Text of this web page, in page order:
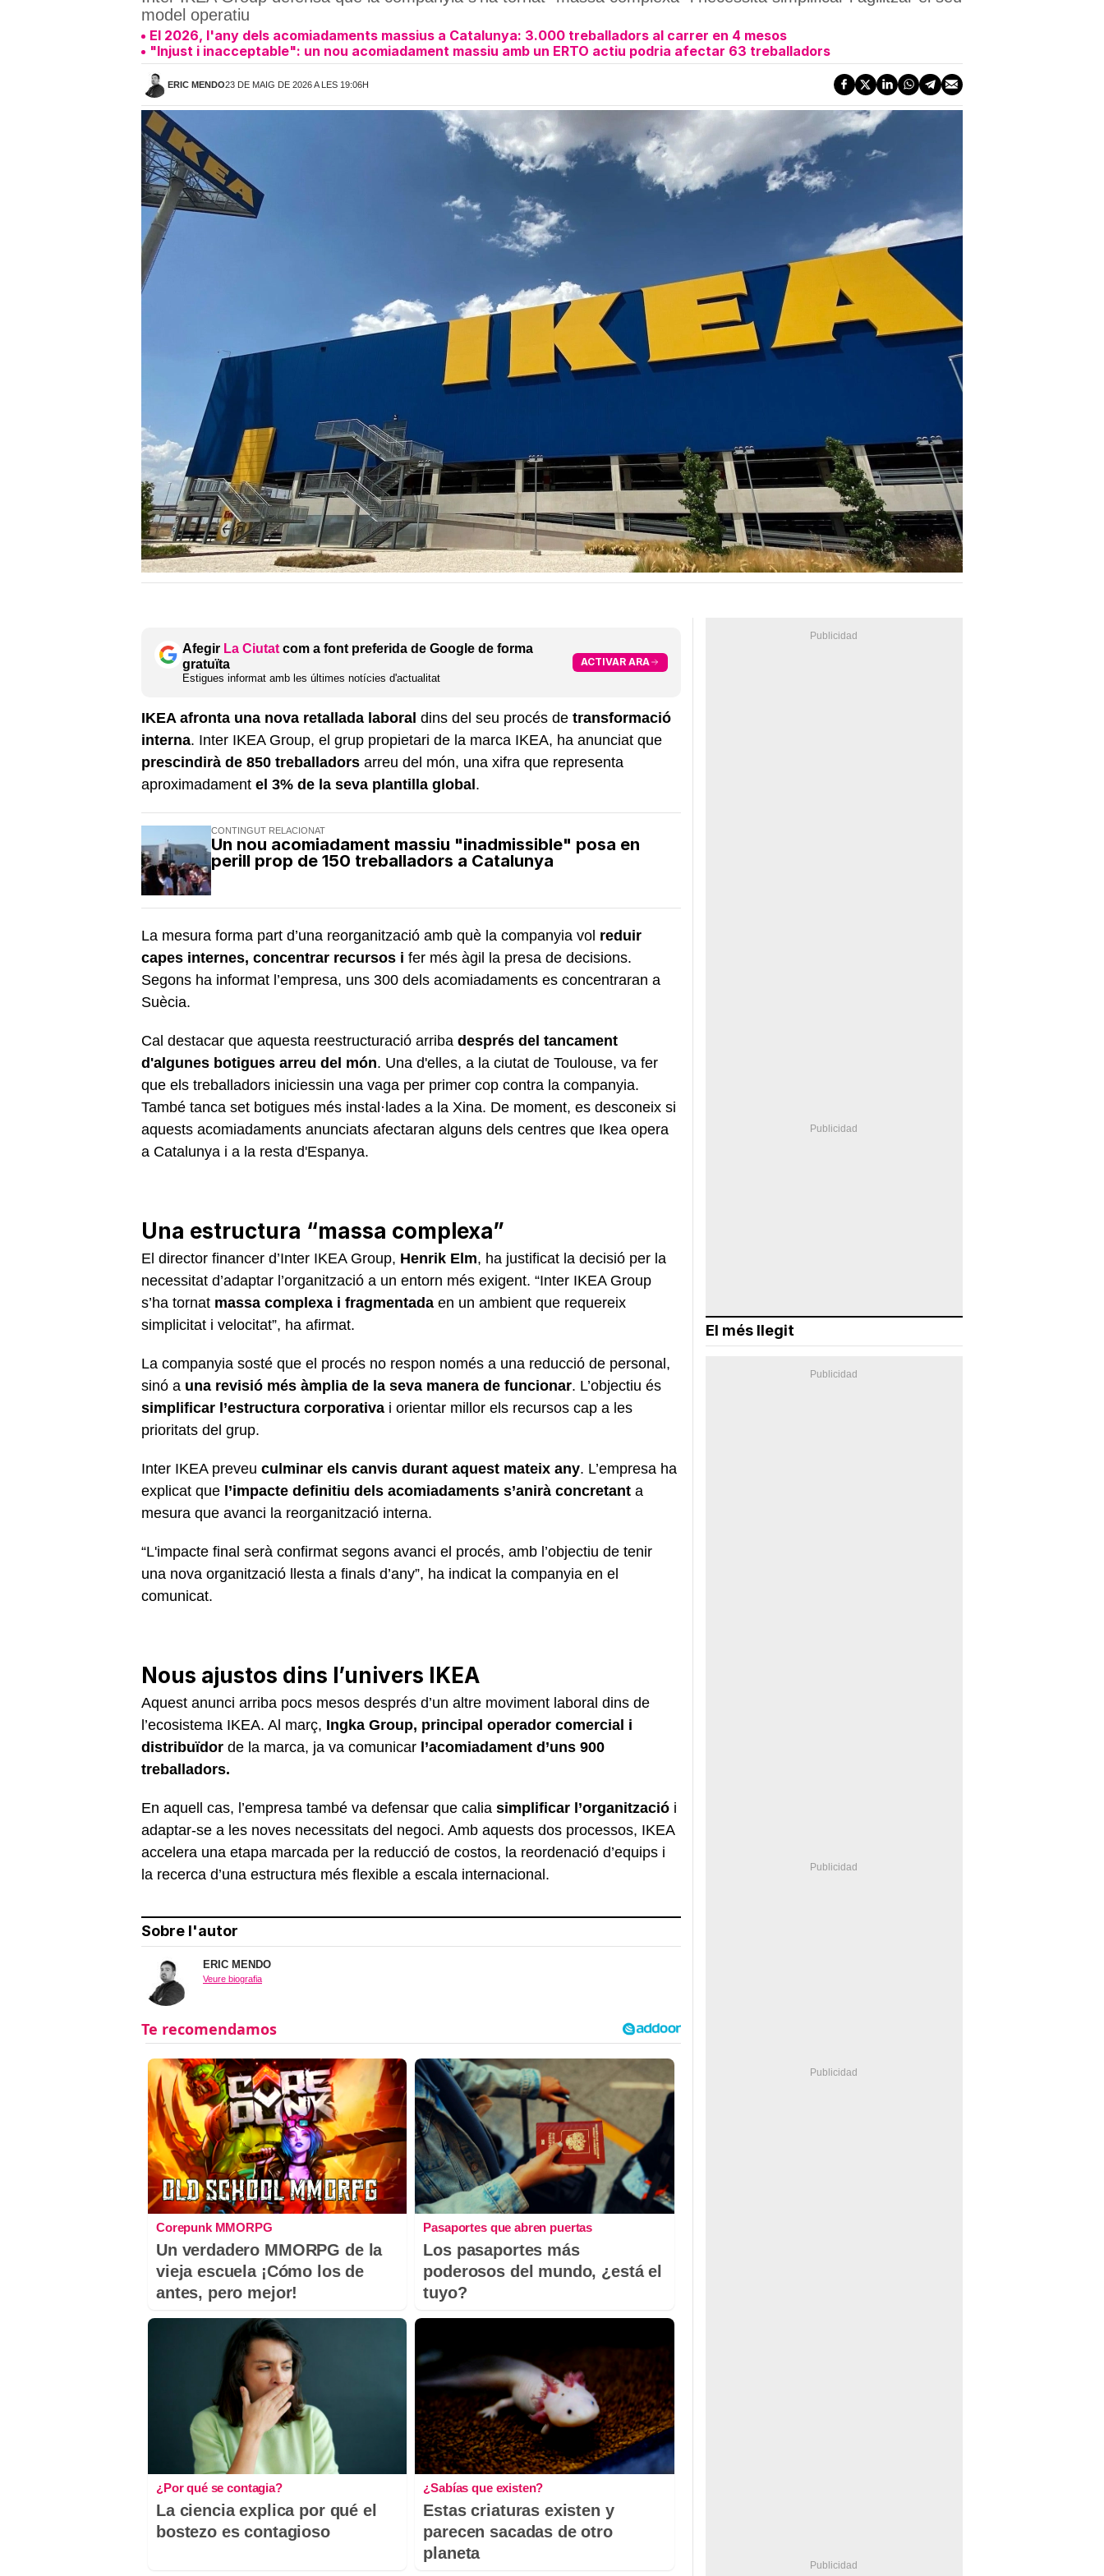
model operatiu
El 2026, l'any dels acomiadaments massius a Catalunya: 3.000 treballadors al carrer en 4 mesos
"Injust i inacceptable": un nou acomiadament massiu amb un ERTO actiu podria afectar 63 treballadors
ERIC MENDO23 DE MAIG DE 2026 A LES 19:06H
Afegir La Ciutat com a font preferida de Google de forma
gratuïta
Estigues informat amb les últimes notícies d'actualitat
ACTIVAR ARA
IKEA afronta una nova retallada laboral dins del seu procés de transformació
interna. Inter IKEA Group, el grup propietari de la marca IKEA, ha anunciat que
prescindirà de 850 treballadors arreu del món, una xifra que representa
aproximadament el 3% de la seva plantilla global.
CONTINGUT RELACIONAT
Un nou acomiadament massiu "inadmissible" posa en
perill prop de 150 treballadors a Catalunya
La mesura forma part d’una reorganització amb què la companyia vol reduir
capes internes, concentrar recursos i fer més àgil la presa de decisions.
Segons ha informat l’empresa, uns 300 dels acomiadaments es concentraran a
Suècia.
Cal destacar que aquesta reestructuració arriba després del tancament
d'algunes botigues arreu del món. Una d'elles, a la ciutat de Toulouse, va fer
que els treballadors iniciessin una vaga per primer cop contra la companyia.
També tanca set botigues més instal·lades a la Xina. De moment, es desconeix si
aquests acomiadaments anunciats afectaran alguns dels centres que Ikea opera
a Catalunya i a la resta d'Espanya.
Una estructura “massa complexa”
El director financer d’Inter IKEA Group, Henrik Elm, ha justificat la decisió per la
necessitat d’adaptar l’organització a un entorn més exigent. “Inter IKEA Group
s’ha tornat massa complexa i fragmentada en un ambient que requereix
simplicitat i velocitat”, ha afirmat.
La companyia sosté que el procés no respon només a una reducció de personal,
sinó a una revisió més àmplia de la seva manera de funcionar. L’objectiu és
simplificar l’estructura corporativa i orientar millor els recursos cap a les
prioritats del grup.
Inter IKEA preveu culminar els canvis durant aquest mateix any. L’empresa ha
explicat que l’impacte definitiu dels acomiadaments s’anirà concretant a
mesura que avanci la reorganització interna.
“L'impacte final serà confirmat segons avanci el procés, amb l’objectiu de tenir
una nova organització llesta a finals d’any”, ha indicat la companyia en el
comunicat.
Nous ajustos dins l’univers IKEA
Aquest anunci arriba pocs mesos després d’un altre moviment laboral dins de
l’ecosistema IKEA. Al març, Ingka Group, principal operador comercial i
distribuïdor de la marca, ja va comunicar l’acomiadament d’uns 900
treballadors.
En aquell cas, l’empresa també va defensar que calia simplificar l’organització i
adaptar-se a les noves necessitats del negoci. Amb aquests dos processos, IKEA
accelera una etapa marcada per la reducció de costos, la reordenació d’equips i
la recerca d’una estructura més flexible a escala internacional.
Sobre l'autor
ERIC MENDO
Veure biografia
Corepunk MMORPG
Un verdadero MMORPG de la
vieja escuela ¡Cómo los de
antes, pero mejor!
Pasaportes que abren puertas
Los pasaportes más
poderosos del mundo, ¿está el
tuyo?
¿Por qué se contagia?
La ciencia explica por qué el
bostezo es contagioso
¿Sabías que existen?
Estas criaturas existen y
parecen sacadas de otro
planeta
El més llegit